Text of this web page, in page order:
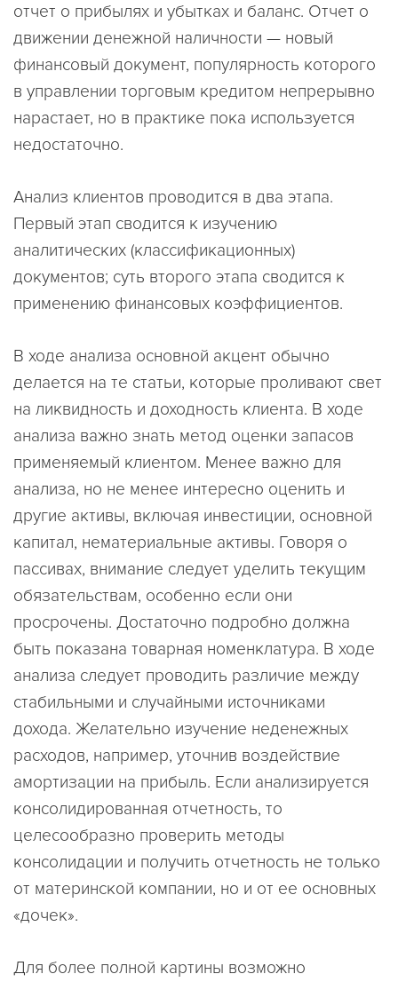
отчет о прибылях и убытках и баланс. Отчет о
движении денежной наличности — новый
финансовый документ, популярность которого
в управлении торговым кредитом непрерывно
нарастает, но в практике пока используется
недостаточно.
Анализ клиентов проводится в два этапа.
Первый этап сводится к изучению
аналитических (классификационных)
документов; суть второго этапа сводится к
применению финансовых коэффициентов.
В ходе анализа основной акцент обычно
делается на те статьи, которые проливают свет
на ликвидность и доходность клиента. В ходе
анализа важно знать метод оценки запасов
применяемый клиентом. Менее важно для
анализа, но не менее интересно оценить и
другие активы, включая инвестиции, основной
капитал, нематериальные активы. Говоря о
пассивах, внимание следует уделить текущим
обязательствам, особенно если они
просрочены. Достаточно подробно должна
быть показана товарная номенклатура. В ходе
анализа следует проводить различие между
стабильными и случайными источниками
дохода. Желательно изучение неденежных
расходов, например, уточнив воздействие
амортизации на прибыль. Если анализируется
консолидированная отчетность, то
целесообразно проверить методы
консолидации и получить отчетность не только
от материнской компании, но и от ее основных
«дочек».
Для более полной картины возможно